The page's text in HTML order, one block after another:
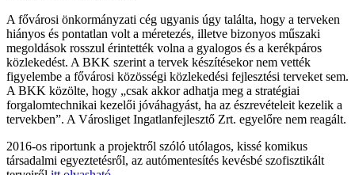
A fővárosi önkormányzati cég ugyanis úgy találta, hogy a terveken
hiányos és pontatlan volt a méretezés, illetve bizonyos műszaki
megoldások rosszul érintették volna a gyalogos és a kerékpáros
közlekedést. A BKK szerint a tervek készítésekor nem vették
figyelembe a fővárosi közösségi közlekedési fejlesztési terveket sem.
A BKK közölte, hogy „csak akkor adhatja meg a stratégiai
forgalomtechnikai kezelői jóváhagyást, ha az észrevételeit kezelik a
tervekben”. A Városliget Ingatlanfejlesztő Zrt. egyelőre nem reagált.
2016-os riportunk a projektről szóló utólagos, kissé komikus
társadalmi egyeztetésről, az autómentesítés kevésbé szofisztikált